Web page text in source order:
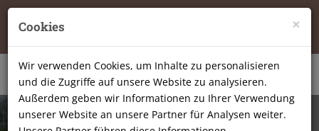
×
Cookies
Wir verwenden Cookies, um Inhalte zu personalisieren
und die Zugriffe auf unsere Website zu analysieren.
Außerdem geben wir Informationen zu Ihrer Verwendung
unserer Website an unsere Partner für Analysen weiter.
|
07134-9177806